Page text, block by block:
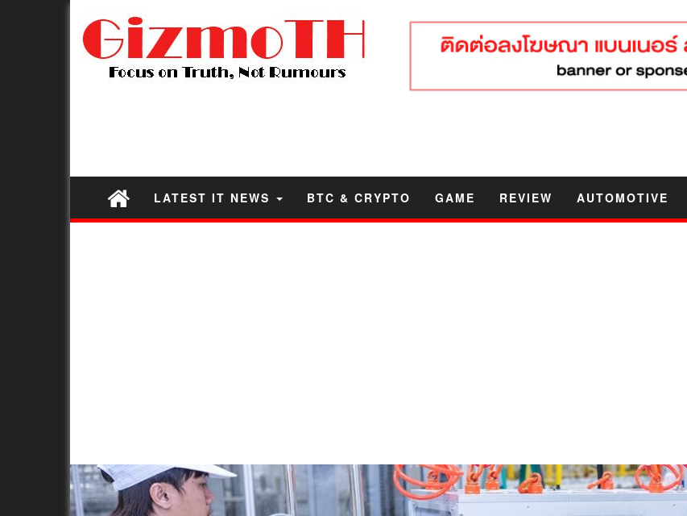
LATEST IT NEWS BTC & CRYPTO GAME REVIEW AUTOMOTIVE